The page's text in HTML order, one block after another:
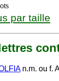
par taille
n.m. ou f.